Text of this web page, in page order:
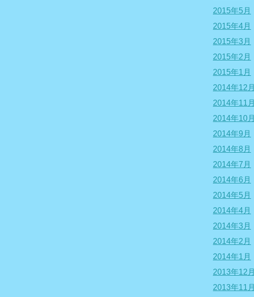
2015年5月
2015年4月
2015年3月
2015年2月
2015年1月
2014年12月
2014年11月
2014年10月
2014年9月
2014年8月
2014年7月
2014年6月
2014年5月
2014年4月
2014年3月
2014年2月
2014年1月
2013年12月
2013年11月